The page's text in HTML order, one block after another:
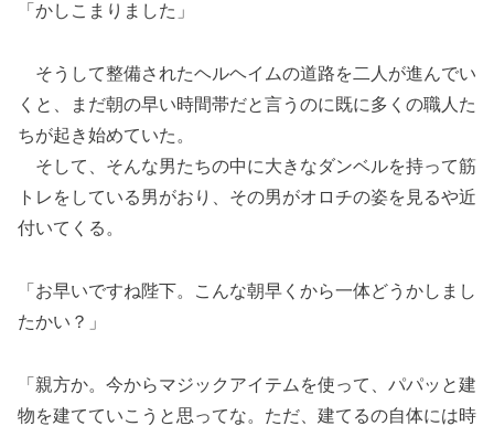
「かしこまりました」
そうして整備されたヘルヘイムの道路を二人が進んでい
くと、まだ朝の早い時間帯だと言うのに既に多くの職人た
ちが起き始めていた。
そして、そんな男たちの中に大きなダンベルを持って筋
トレをしている男がおり、その男がオロチの姿を見るや近
付いてくる。
「お早いですね陛下。こんな朝早くから一体どうかしまし
たかい？」
「親方か。今からマジックアイテムを使って、パパッと建
物を建てていこうと思ってな。ただ、建てるの自体には時